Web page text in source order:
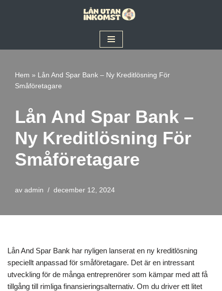
innehåll
Hem » Lån And Spar Bank – Ny Kreditlösning För
Småföretagare
Lån And Spar Bank –
Ny Kreditlösning För
Småföretagare
av admin december 12, 2024
Lån And Spar Bank har nyligen lanserat en ny kreditlösning
speciellt anpassad för småföretagare. Det är en intressant
utveckling för de många entreprenörer som kämpar med att få
tillgång till rimliga finansieringsalternativ. Om du driver ett litet